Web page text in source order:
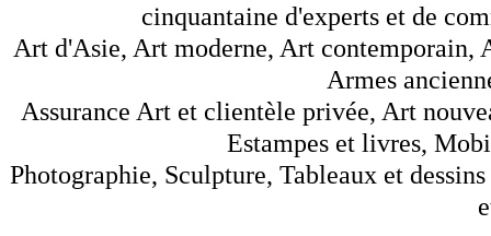
cinquantaine d'experts et de
Art d'Asie, Art moderne, Art contemporain,
Armes
Assurance Art et clientèle privée, Art
Estampes et livres,
Photographie, Sculpture, Tableaux et